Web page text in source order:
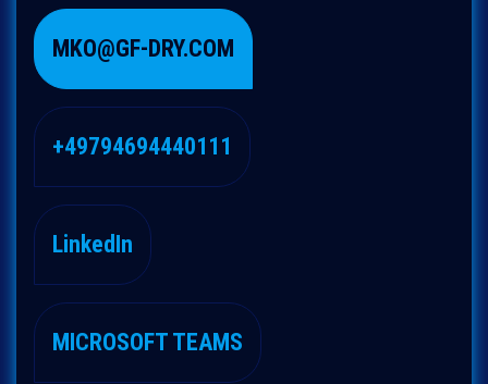
MKO@GF-DRY.COM
+49794694440111
LinkedIn
MICROSOFT TEAMS